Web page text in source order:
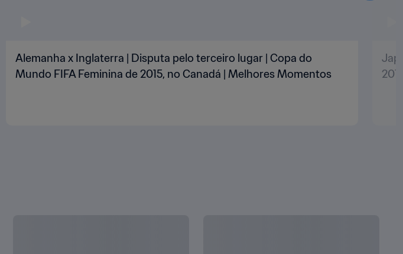
Alemanha x Inglaterra | Disputa pelo terceiro lugar | Copa do
Mundo FIFA Feminina de 2015, no Canadá | Melhores Momentos